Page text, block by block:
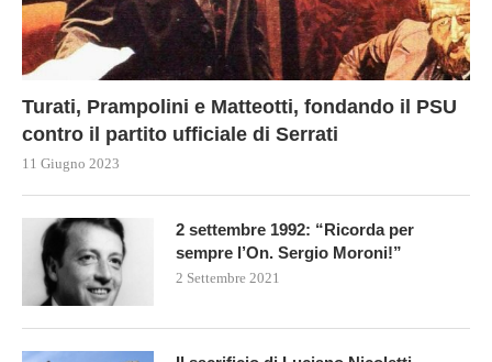
Turati, Prampolini e Matteotti, fondando il PSU
contro il partito ufficiale di Serrati
11 Giugno 2023
2 settembre 1992: “Ricorda per
sempre l’On. Sergio Moroni!”
2 Settembre 2021